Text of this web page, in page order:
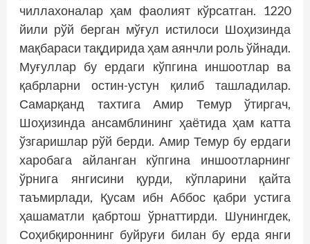
чиллахоналар ҳам фаолият кўрсатган. 1220
йили рўй берган мўғул истилоси Шоҳизинда
мақбараси тақдирида ҳам аянчли роль ўйнади.
Муғуллар бу ердаги кўпгина иншоотлар ва
қабрларни остин-устун қилиб ташладилар.
Самарқанд тахтига Амир Темур ўтиргач,
Шоҳизинда ансамблининг ҳаётида ҳам катта
ўзгаришлар рўй берди. Амир Темур бу ердаги
харобага айланган кўпгина иншоотларнинг
ўрнига янгисини қурди, кўпларини қайта
таъмирлади, Қусам ибн Аббос қабри устига
ҳашаматли қабртош ўрнаттирди. Шунингдек,
Соҳибқироннинг буйруғи билан бу ерда янги